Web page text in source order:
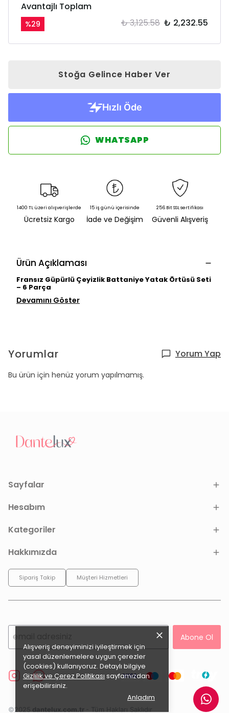
Alışveriş deneyiminizi iyileştirmek için
yasal düzenlemelere uygun çerezler
(cookies) kullanıyoruz. Detaylı bilgiye
Gizlilik ve Çerez Politikası sayfamızdan
erişebilirsiniz.
Anladım
Avantajlı Toplam
%29 ₺ 3,125.58 ₺ 2,232.55
Stoğa Gelince Haber Ver
WHATSAPP
1400 TL üzeri alışverişlerde
Ücretsiz Kargo
15 iş günü içerisinde
İade ve Değişim
256 Bit SSL sertifikası
Güvenli Alışveriş
Ürün Açıklaması
Fransız Güpürlü Çeyizlik Battaniye Yatak Örtüsü Seti
– 6 Parça
Devamını Göster
Yorumlar Yorum Yap
Bu ürün için henüz yorum yapılmamış.
Sayfalar
Hesabım
Kategoriler
Hakkımızda
Sipariş Takip Müşteri Hizmetleri
Abone Ol
©2025 dantelux.com.tr - Tüm Hakları Saklıdır